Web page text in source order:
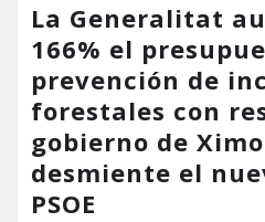
La Generalitat
166% el
prevención de
forestales con
gobierno de
desmiente el
PSOE